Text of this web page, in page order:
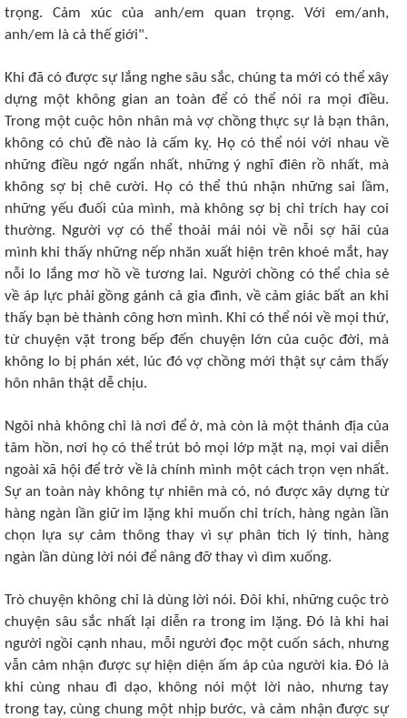
trọng. Cảm xúc của anh/em quan trọng. Với em/anh,
anh/em là cả thế giới".
Khi đã có được sự lắng nghe sâu sắc, chúng ta mới có thể xây
dựng một không gian an toàn để có thể nói ra mọi điều.
Trong một cuộc hôn nhân mà vợ chồng thực sự là bạn thân,
không có chủ đề nào là cấm kỵ. Họ có thể nói với nhau về
những điều ngớ ngẩn nhất, những ý nghĩ điên rồ nhất, mà
không sợ bị chê cười. Họ có thể thú nhận những sai lầm,
những yếu đuối của mình, mà không sợ bị chỉ trích hay coi
thường. Người vợ có thể thoải mái nói về nỗi sợ hãi của
mình khi thấy những nếp nhăn xuất hiện trên khoé mắt, hay
nỗi lo lắng mơ hồ về tương lai. Người chồng có thể chia sẻ
về áp lực phải gồng gánh cả gia đình, về cảm giác bất an khi
thấy bạn bè thành công hơn mình. Khi có thể nói về mọi thứ,
từ chuyện vặt trong bếp đến chuyện lớn của cuộc đời, mà
không lo bị phán xét, lúc đó vợ chồng mới thật sự cảm thấy
hôn nhân thật dễ chịu.
Ngôi nhà không chỉ là nơi để ở, mà còn là một thánh địa của
tâm hồn, nơi họ có thể trút bỏ mọi lớp mặt nạ, mọi vai diễn
ngoài xã hội để trở về là chính mình một cách trọn vẹn nhất.
Sự an toàn này không tự nhiên mà có, nó được xây dựng từ
hàng ngàn lần giữ im lặng khi muốn chỉ trích, hàng ngàn lần
chọn lựa sự cảm thông thay vì sự phân tích lý tính, hàng
ngàn lần dùng lời nói để nâng đỡ thay vì dìm xuống.
Trò chuyện không chỉ là dùng lời nói. Đôi khi, những cuộc trò
chuyện sâu sắc nhất lại diễn ra trong im lặng. Đó là khi hai
người ngồi cạnh nhau, mỗi người đọc một cuốn sách, nhưng
vẫn cảm nhận được sự hiện diện ấm áp của người kia. Đó là
khi cùng nhau đi dạo, không nói một lời nào, nhưng tay
trong tay, cùng chung một nhịp bước, và cảm nhận được sự